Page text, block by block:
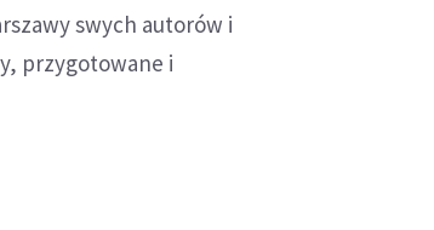
swych autorów i
przygotowane i